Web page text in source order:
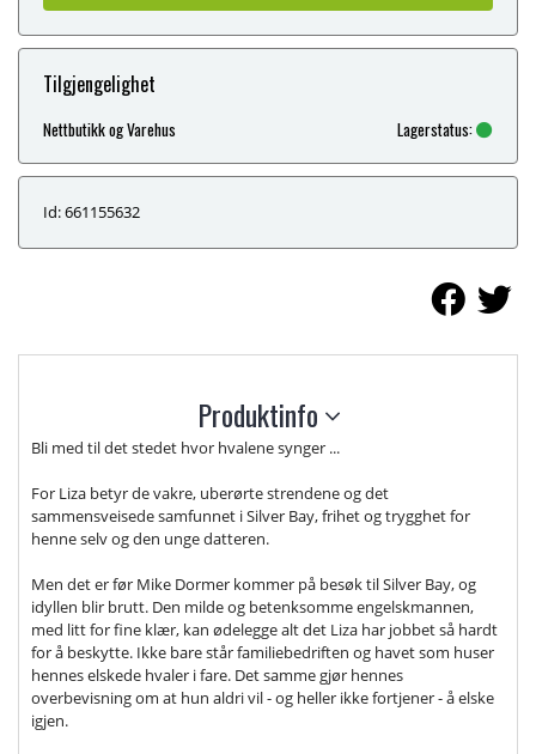
Tilgjengelighet
Nettbutikk og Varehus Lagerstatus:
Id: 661155632
Produktinfo
Bli med til det stedet hvor hvalene synger ...
For Liza betyr de vakre, uberørte strendene og det
sammensveisede samfunnet i Silver Bay, frihet og trygghet for
henne selv og den unge datteren.
Men det er før Mike Dormer kommer på besøk til Silver Bay, og
idyllen blir brutt. Den milde og betenksomme engelskmannen,
med litt for fine klær, kan ødelegge alt det Liza har jobbet så hardt
for å beskytte. Ikke bare står familiebedriften og havet som huser
hennes elskede hvaler i fare. Det samme gjør hennes
overbevisning om at hun aldri vil - og heller ikke fortjener - å elske
igjen.